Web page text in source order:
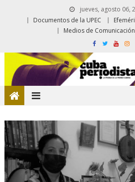
jueves, agosto 06,
Documentos de la UPEC
Medios de